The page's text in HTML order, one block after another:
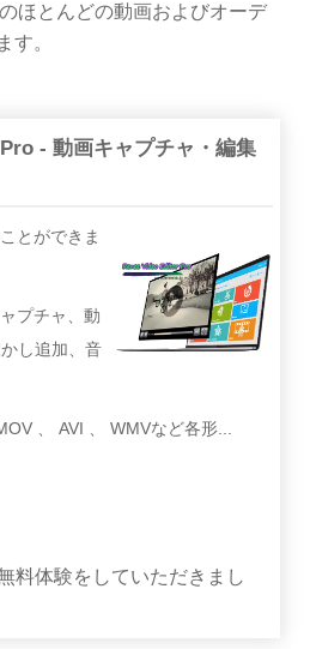
ほとんどの動画およびオーデ
す。
- 動画キャプチャ・編集
とができま
プチャ、動
し追加、音
、 AVI 、 WMVなど各形...
料体験をしていただきまし